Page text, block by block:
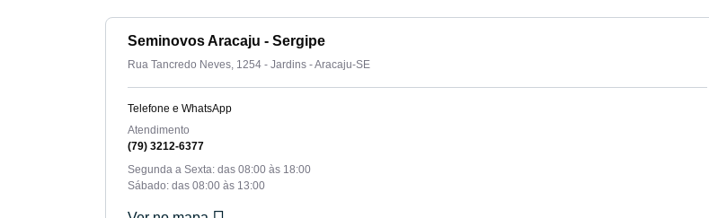
Seminovos Aracaju - Sergipe
Rua Tancredo Neves, 1254 - Jardins - Aracaju-SE
Telefone e WhatsApp
Atendimento
(79) 3212-6377
Segunda a Sexta: das 08:00 às 18:00
Sábado: das 08:00 às 13:00